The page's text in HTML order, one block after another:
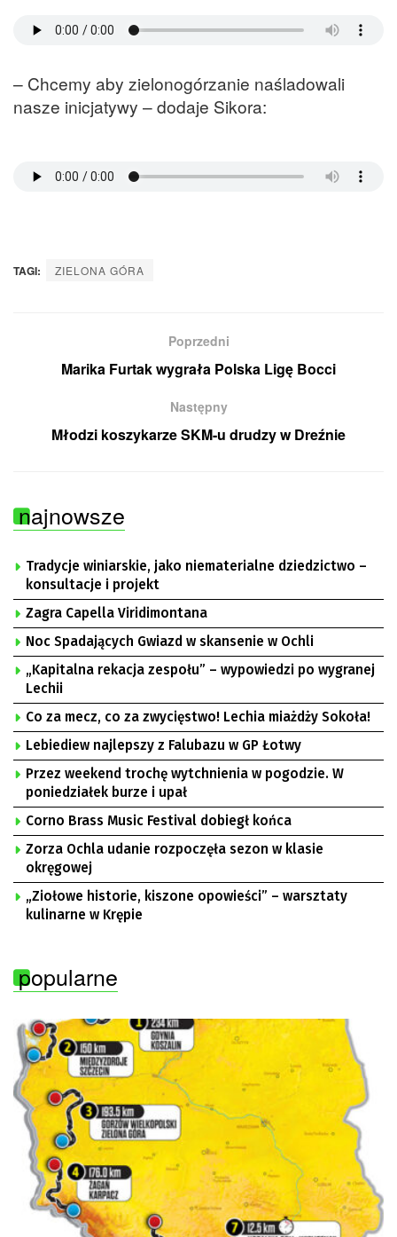
– Chcemy aby zielonogórzanie naśladowali
nasze inicjatywy – dodaje Sikora:
TAGI: ZIELONA GÓRA
Poprzedni
Marika Furtak wygrała Polska Ligę Bocci
Następny
Młodzi koszykarze SKM-u drudzy w Dreźnie
najnowsze
Tradycje winiarskie, jako niematerialne dziedzictwo –
konsultacje i projekt
Zagra Capella Viridimontana
Noc Spadających Gwiazd w skansenie w Ochli
„Kapitalna rekacja zespołu” – wypowiedzi po wygranej
Lechii
Co za mecz, co za zwycięstwo! Lechia miażdży Sokoła!
Lebiediew najlepszy z Falubazu w GP Łotwy
Przez weekend trochę wytchnienia w pogodzie. W
poniedziałek burze i upał
Corno Brass Music Festival dobiegł końca
Zorza Ochla udanie rozpoczęła sezon w klasie
okręgowej
„Ziołowe historie, kiszone opowieści” – warsztaty
kulinarne w Krępie
popularne